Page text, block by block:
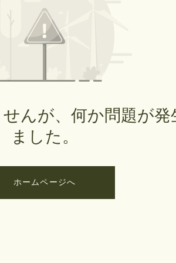
んが、何か問題が発
ました。
ホームページへ